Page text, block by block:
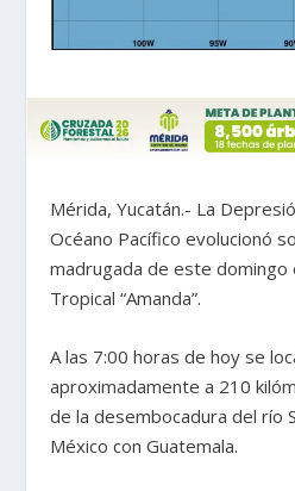
Mérida, Yucatán.- La
Océano Pacífico evolucionó
madrugada de este domingo
Tropical “Amanda”.
A las 7:00 horas de hoy se
aproximadamente a 210
de la desembocadura del río
México con Guatemala.